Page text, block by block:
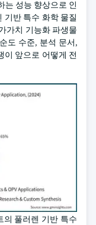
는 성능 향상으로 인
기반 특수 화학 물질
가치 기능화 파생물
도 수준, 분석 문서,
이 앞으로 어떻게 전
의 풀러렌 기반 특수